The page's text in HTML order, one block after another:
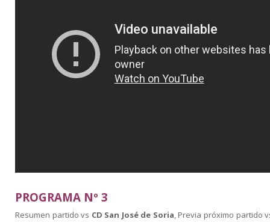
PROGRAMA Nº 3
Resumen partido vs CD San José de Soria, Previa próximo partido